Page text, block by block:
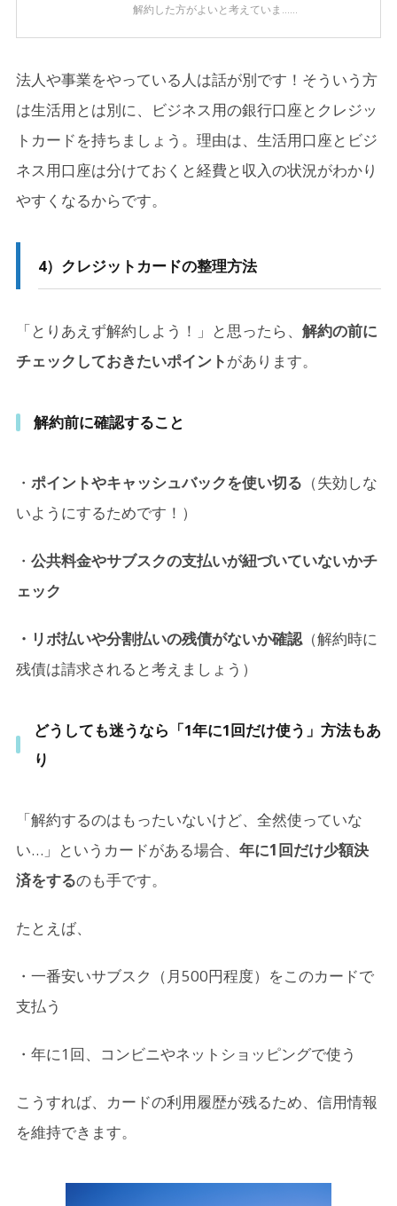
解約した方がよいと考えていま……
法人や事業をやっている人は話が別です！そういう方
は生活用とは別に、ビジネス用の銀行口座とクレジッ
トカードを持ちましょう。理由は、生活用口座とビジ
ネス用口座は分けておくと経費と収入の状況がわかり
やすくなるからです。
4）クレジットカードの整理方法
「とりあえず解約しよう！」と思ったら、 解約の前に
チェックしておきたいポイントがあります。
解約前に確認すること
・ ポイントやキャッシュバックを使い切る （失効しな
いようにするためです！）
・ 公共料金やサブスクの支払いが紐づいていないかチ
ェック
・リボ払いや分割払いの残債がないか確認（解約時に
残債は請求されると考えましょう）
どうしても迷うなら「1年に1回だけ使う」方法もあ
り
「解約するのはもったいないけど、全然使っていな
い…」というカードがある場合、 年に1回だけ少額決
済をするのも手です。
たとえば、
・一番安いサブスク（月500円程度）をこのカードで
支払う
・年に1回、コンビニやネットショッピングで使う
こうすれば、カードの利用履歴が残るため、信用情報
を維持できます。